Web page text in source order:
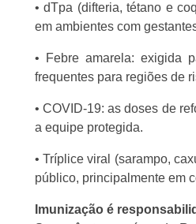
• dTpa (difteria, tétano e
em ambientes com
• Febre amarela: exigida
frequentes para regiões de
• COVID-19: as doses de
a equipe protegida.
• Tríplice viral (sarampo,
público, principalmente em
Imunização é